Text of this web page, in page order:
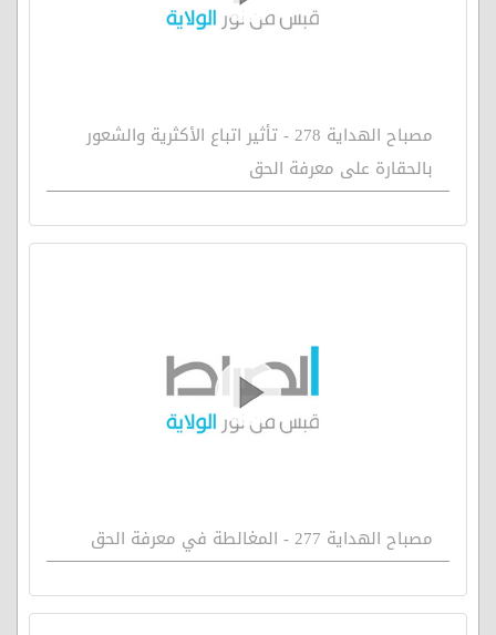
مصباح الهداية 278 - تأثير اتباع الأكثرية والشعور
بالحقارة على معرفة الحق
مصباح الهداية 277 - المغالطة في معرفة الحق